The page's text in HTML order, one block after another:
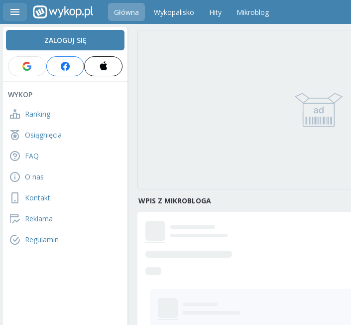
Główna Wykopalisko Hity Mikroblog
ZALOGUJ SIĘ
WYKOP
Ranking
Osiągnięcia
FAQ
O nas
Kontakt
Reklama
Regulamin
WPIS Z MIKROBLOGA